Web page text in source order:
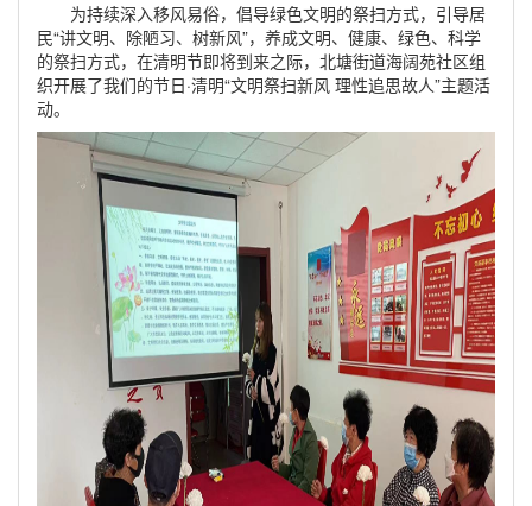
为持续深入移风易俗，倡导绿色文明的祭扫方式，引导居
民“讲文明、除陋习、树新风”，养成文明、健康、绿色、科学
的祭扫方式，在清明节即将到来之际，北塘街道海阔苑社区组
织开展了我们的节日·清明“文明祭扫新风 理性追思故人”主题活
动。